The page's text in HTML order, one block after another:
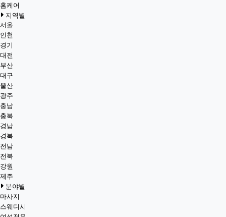
홈케어
지역별
서울
인천
경기
대전
부산
대구
울산
광주
충남
충북
경남
경북
전남
전북
강원
제주
분야별
마사지
스웨디시